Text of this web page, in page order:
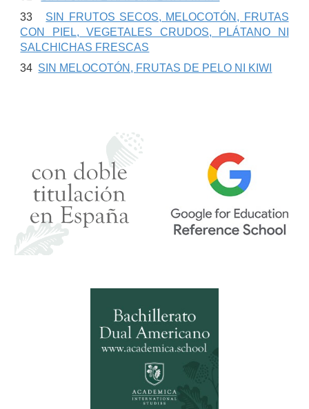
33 SIN FRUTOS SECOS, MELOCOTÓN, FRUTAS
CON PIEL, VEGETALES CRUDOS, PLÁTANO NI
SALCHICHAS FRESCAS
34 SIN MELOCOTÓN, FRUTAS DE PELO NI KIWI